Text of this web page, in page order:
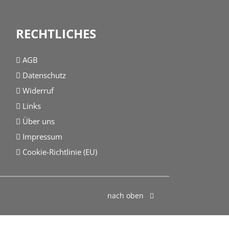
RECHTLICHES
AGB
Datenschutz
Widerruf
Links
Über uns
Impressum
Cookie-Richtlinie (EU)
nach oben